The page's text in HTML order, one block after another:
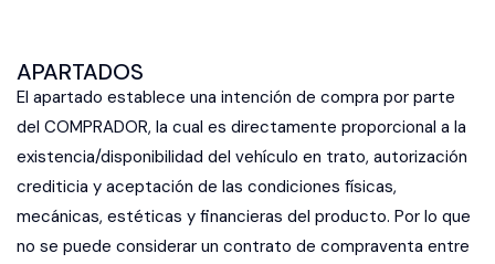
APARTADOS
El apartado establece una intención de compra por parte
del COMPRADOR, la cual es directamente proporcional a la
existencia/disponibilidad del vehículo en trato, autorización
crediticia y aceptación de las condiciones físicas,
mecánicas, estéticas y financieras del producto. Por lo que
no se puede considerar un contrato de compraventa entre